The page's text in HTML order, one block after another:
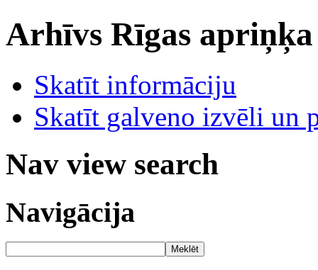
Arhīvs Rīgas
Skatīt informāciju
Skatīt galveno izvēli un
Nav view search
Navigācija
Meklēt